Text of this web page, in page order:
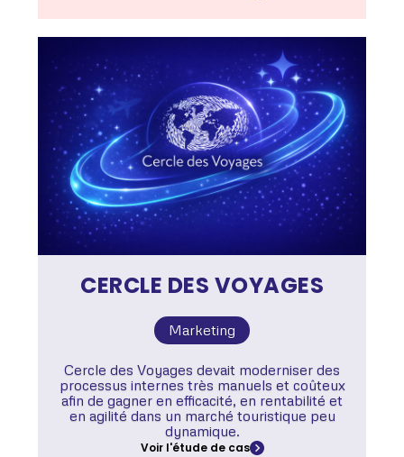
CERCLE DES VOYAGES
Marketing
Cercle des Voyages devait moderniser des
processus internes très manuels et coûteux
afin de gagner en efficacité, en rentabilité et
en agilité dans un marché touristique peu
dynamique.
Voir l'étude de cas